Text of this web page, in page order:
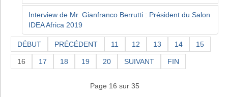
Interview de Mr. Gianfranco Berrutti : Président du Salon
IDEA Africa 2019
DÉBUT PRÉCÉDENT 11 12 13 14 15
16 17 18 19 20 SUIVANT FIN
Page 16 sur 35